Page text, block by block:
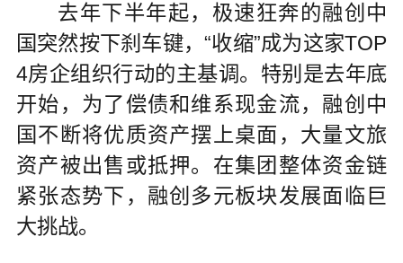
去年下半年起，极速狂奔的融创中
国突然按下刹车键，“收缩”成为这家TOP
4房企组织行动的主基调。特别是去年底
开始，为了偿债和维系现金流，融创中
国不断将优质资产摆上桌面，大量文旅
资产被出售或抵押。在集团整体资金链
紧张态势下，融创多元板块发展面临巨
大挑战。